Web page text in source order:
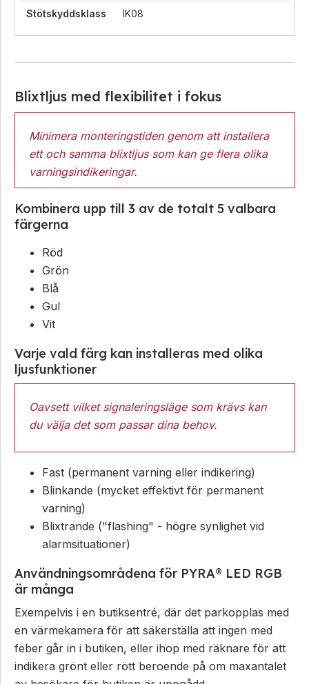
Stötskyddsklass
IK08
Blixtljus med flexibilitet i fokus
Minimera monteringstiden genom att installera
ett och samma blixtljus som kan ge flera olika
varningsindikeringar.
Kombinera upp till 3 av de totalt 5 valbara
färgerna
Röd
Grön
Blå
Gul
Vit
Varje vald färg kan installeras med olika
ljusfunktioner
Oavsett vilket signaleringsläge som krävs kan
du välja det som passar dina behov.
Fast (permanent varning eller indikering)
Blinkande (mycket effektivt för permanent
varning)
Blixtrande ("flashing" - högre synlighet vid
alarmsituationer)
Användningsområdena för PYRA® LED RGB
är många
Exempelvis i en butiksentré, där det parkopplas med
en värmekamera för att säkerställa att ingen med
feber går in i butiken, eller ihop med räknare för att
indikera grönt eller rött beroende på om maxantalet